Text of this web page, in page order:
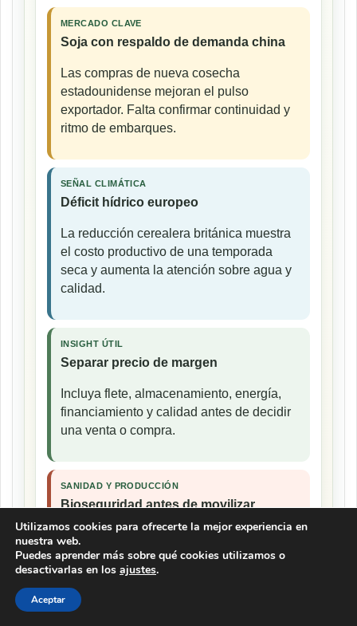
MERCADO CLAVE
Soja con respaldo de demanda china
Las compras de nueva cosecha
estadounidense mejoran el pulso
exportador. Falta confirmar continuidad y
ritmo de embarques.
SEÑAL CLIMÁTICA
Déficit hídrico europeo
La reducción cerealera británica muestra
el costo productivo de una temporada
seca y aumenta la atención sobre agua y
calidad.
INSIGHT ÚTIL
Separar precio de margen
Incluya flete, almacenamiento, energía,
financiamiento y calidad antes de decidir
una venta o compra.
SANIDAD Y PRODUCCIÓN
Bioseguridad antes de movilizar
Consulte alertas y requisitos oficiales de
origen y destino antes de trasladar
animales, productos o material
reproductivo.
Utilizamos cookies para ofrecerte la mejor experiencia en
nuestra web.
Puedes aprender más sobre qué cookies utilizamos o
desactivarlas en los ajustes.
Aceptar